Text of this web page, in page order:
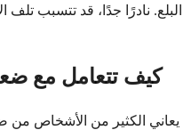
البلع. نادرًا جدًا، قد تتسبب
كيف تتعامل مع
يعاني الكثير من الأشخاص من